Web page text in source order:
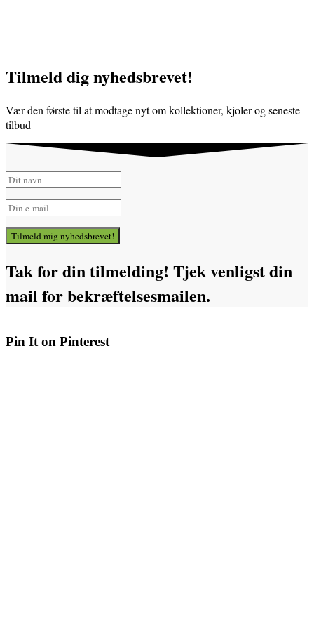
Tilmeld dig nyhedsbrevet!
Vær den første til at modtage nyt om kollektioner, kjoler og seneste
tilbud
Tilmeld mig nyhedsbrevet!
Tak for din tilmelding! Tjek venligst din
mail for bekræftelsesmailen.
Pin It on Pinterest